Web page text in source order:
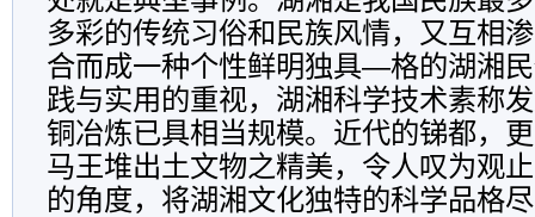
多彩的传统习俗和民族风情，又互相
合而成一种个性鲜明独具—格的湖湘
践与实用的重视，湖湘科学技术素称
铜冶炼已具相当规模。近代的锑都，
马王堆出土文物之精美，令人叹为观
的角度，将湖湘文化独特的科学品格